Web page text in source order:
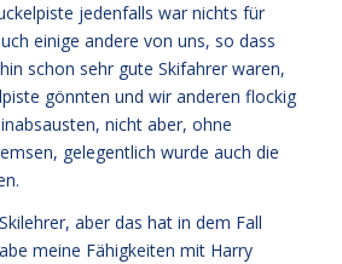
jedenfalls war nichts für
einige andere von uns, so dass
schon sehr gute Skifahrer waren,
gönnten und wir anderen flockig
nicht aber, ohne
gelegentlich wurde auch die
aber das hat in dem Fall
meine Fähigkeiten mit Harry